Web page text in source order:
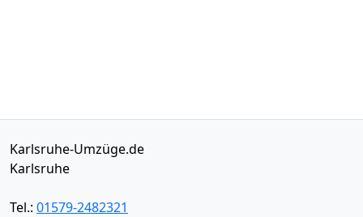
Karlsruhe-Umzüge.de
Karlsruhe
Tel.: 01579-2482321